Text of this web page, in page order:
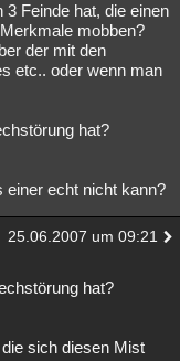
Feinde hat, die einen
mobben?
der mit den
etc.. oder wenn man
hat?
einer echt nicht kann?
25.06.2007 um 09:21
hat?
sich diesen Mist